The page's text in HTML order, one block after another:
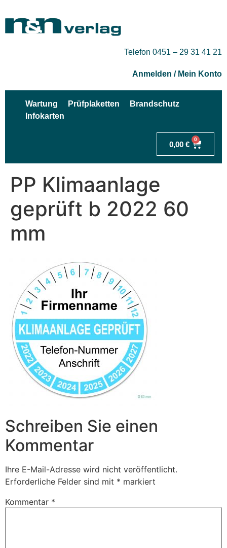
Telefon 0451 – 29 31 41 21
Anmelden / Mein Konto
Wartung Prüfplaketten
Brandschutz
Infokarten
0,00 €
0
PP Klimaanlage
geprüft b 2022 60
mm
Schreiben Sie einen
Kommentar
Ihre E-Mail-Adresse wird nicht veröffentlicht.
Erforderliche Felder sind mit * markiert
Kommentar *